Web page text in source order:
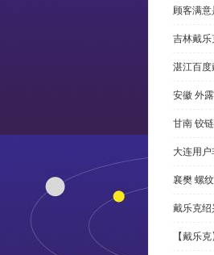
顾客满
吉林戴乐
湛江百度
安徽 外
甘南 铰
大连用
襄樊 螺
戴乐克绍
【戴乐